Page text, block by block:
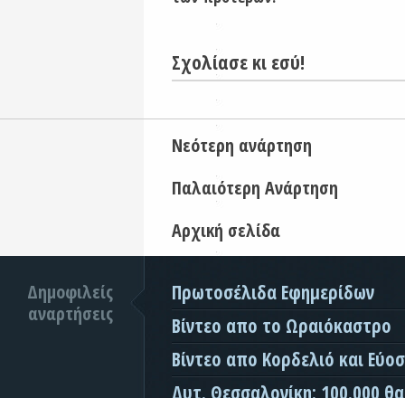
Σχολίασε κι εσύ!
Νεότερη ανάρτηση
Παλαιότερη Ανάρτηση
Αρχική σελίδα
Δημοφιλείς
αναρτήσεις
Πρωτοσέλιδα Εφημερίδων
Βίντεο απο το Ωραιόκαστρο
Βίντεο απο Κορδελιό και
Δυτ. Θεσσαλονίκη: 100.000